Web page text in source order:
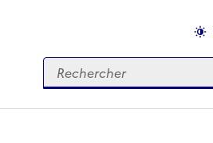
Rechercher